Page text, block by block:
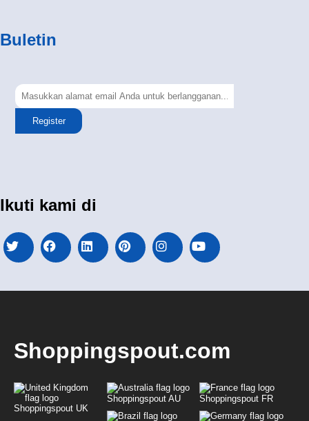
Buletin
Register
Ikuti kami di
Shoppingspout.com
Shoppingspout UK
Shoppingspout AU Shoppingspout FR